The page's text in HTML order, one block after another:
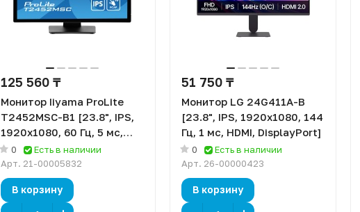
125 560 ₸
Монитор Iiyama ProLite
T2452MSC-B1 [23.8", IPS,
1920x1080, 60 Гц, 5 мс,
HDMI, DisplayPort]
0
Есть в наличии
Арт. 21-00005832
В корзину
51 750 ₸
Монитор LG 24G411A-B
[23.8", IPS, 1920x1080, 144
Гц, 1 мс, HDMI, DisplayPort]
0
Есть в наличии
Арт. 26-00000423
В корзину